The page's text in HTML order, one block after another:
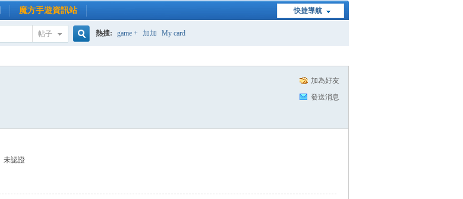
快捷導航
魔方手遊資訊站
帖子 熱搜: game + 加加 My card
加為好友
發送消息
未認證